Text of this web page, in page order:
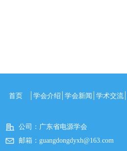
首页 学会介绍 学会新闻 学术交流
公司： 广东省电源学会
邮箱： guangdongdyxh@163.com